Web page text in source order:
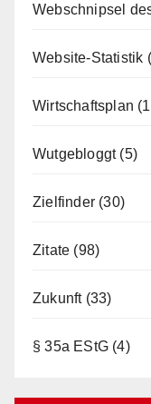
Webschnipsel
Website-Statistik
Wirtschaftsplan
Wutgebloggt(5)
Zielfinder (30)
Zitate (98)
Zukunft(33)
§ 35a EStG (4)